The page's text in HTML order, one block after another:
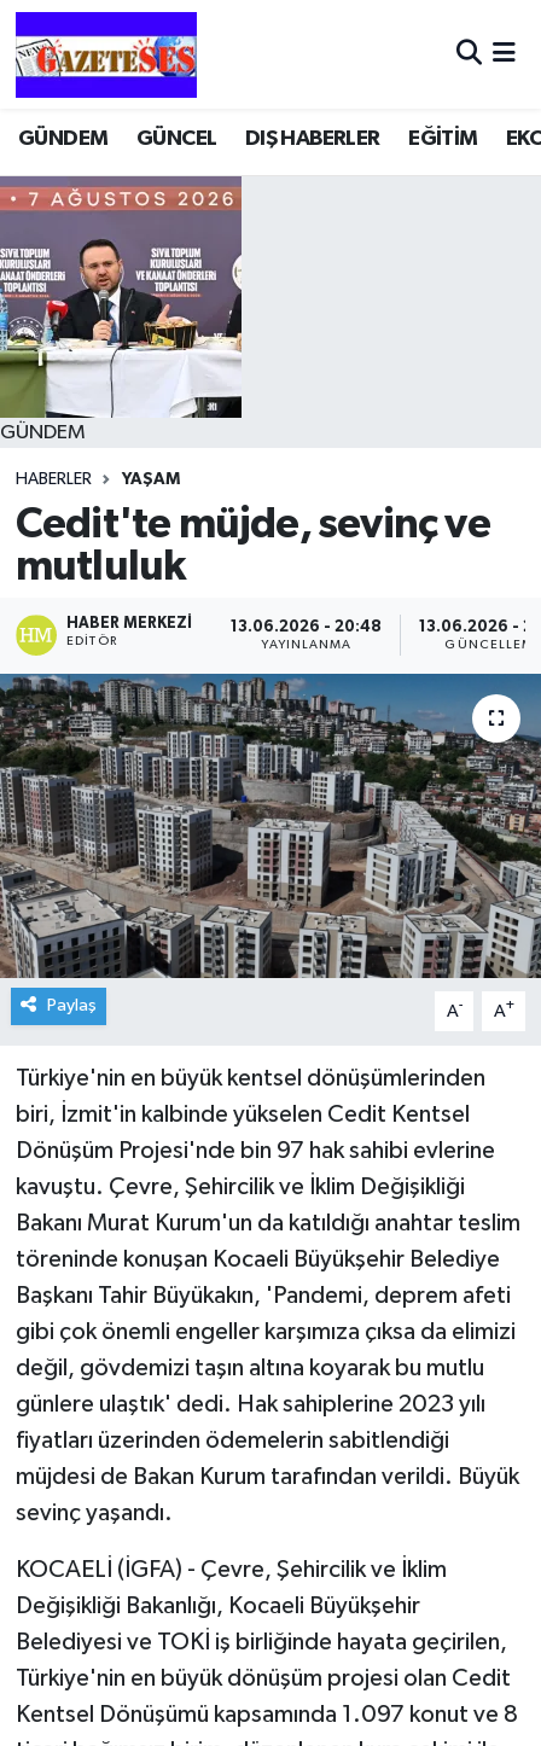
GÜNDEM GÜNCEL DIŞ HABERLER EĞİTİM
GÜNDEM
HABERLER YAŞAM
Cedit'te müjde, sevinç ve
mutluluk
HABER MERKEZI
EDITÖR
13.06.2026 - 20:48
YAYINLANMA
13.06.2026 -
Paylaş A- A+
Türkiye'nin en büyük kentsel dönüşümlerinden
biri, İzmit'in kalbinde yükselen Cedit Kentsel
Dönüşüm Projesi'nde bin 97 hak sahibi evlerine
kavuştu. Çevre, Şehircilik ve İklim Değişikliği
Bakanı Murat Kurum'un da katıldığı anahtar teslim
töreninde konuşan Kocaeli Büyükşehir Belediye
Başkanı Tahir Büyükakın, 'Pandemi, deprem afeti
gibi çok önemli engeller karşımıza çıksa da elimizi
değil, gövdemizi taşın altına koyarak bu mutlu
günlere ulaştık' dedi. Hak sahiplerine 2023 yılı
fiyatları üzerinden ödemelerin sabitlendiği
müjdesi de Bakan Kurum tarafından verildi. Büyük
sevinç yaşandı.
KOCAELİ (İGFA) - Çevre, Şehircilik ve İklim
Değişikliği Bakanlığı, Kocaeli Büyükşehir
Belediyesi ve TOKİ iş birliğinde hayata geçirilen,
Türkiye'nin en büyük dönüşüm projesi olan Cedit
Kentsel Dönüşümü kapsamında 1.097 konut ve 8